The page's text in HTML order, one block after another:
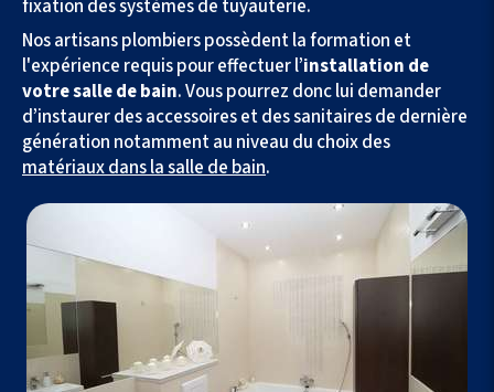
fixation des systèmes de tuyauterie.
Nos artisans plombiers possèdent la formation et
l'expérience requis pour effectuer l’installation de
votre salle de bain. Vous pourrez donc lui demander
d’instaurer des accessoires et des sanitaires de dernière
génération notamment au niveau du choix des
matériaux dans la salle de bain.